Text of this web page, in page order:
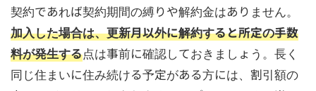
契約であれば契約期間の縛りや解約金はありません。
加入した場合は、更新月以外に解約すると所定の手数
料が発生する点は事前に確認しておきましょう。長く
同じ住まいに住み続ける予定がある方には、割引額の